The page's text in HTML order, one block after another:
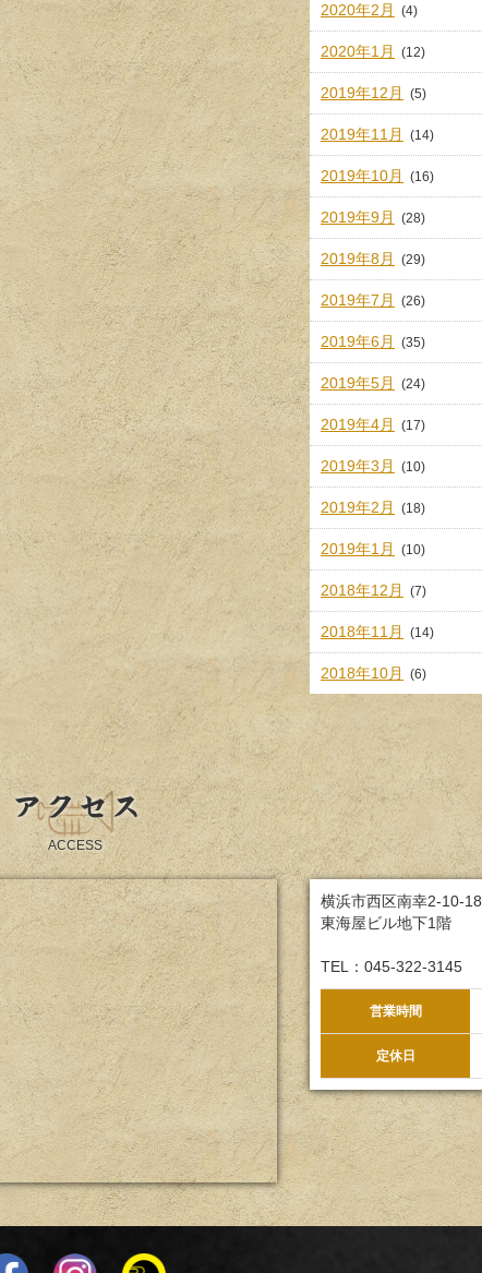
2020年2月 (4)
2020年1月 (12)
2019年12月 (5)
2019年11月 (14)
2019年10月 (16)
2019年9月 (28)
2019年8月 (29)
2019年7月 (26)
2019年6月 (35)
2019年5月 (24)
2019年4月 (17)
2019年3月 (10)
2019年2月 (18)
2019年1月 (10)
2018年12月 (7)
2018年11月 (14)
2018年10月 (6)
アクセス
ACCESS
横浜市西区南幸2-10-18
東海屋ビル地下1階
TEL：045-322-3145
営業時間
定休日